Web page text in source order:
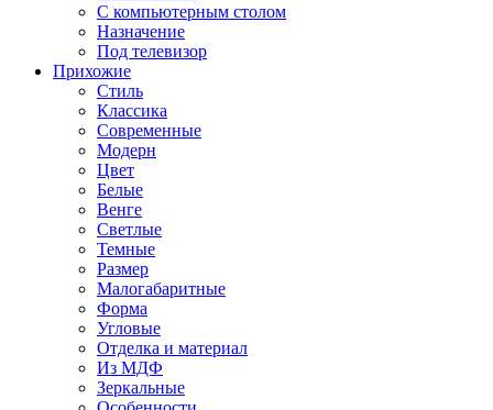
С компьютерным столом
Назначение
Под телевизор
Прихожие
Стиль
Классика
Современные
Модерн
Цвет
Белые
Венге
Светлые
Темные
Размер
Малогабаритные
Форма
Угловые
Отделка и материал
Из МДФ
Зеркальные